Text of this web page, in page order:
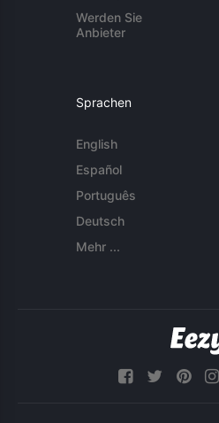
Werden Sie
Anbieter
Sprachen
English
Español
Português
Deutsch
Mehr ...